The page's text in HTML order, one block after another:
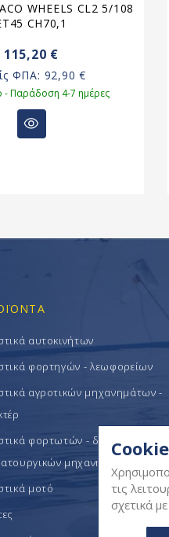
WHEELS CL2 5/108
CH70,1
115,20 €
ΦΠΑ: 92,90 €
- Παράδοση 4-7 ημέρες
αυτοκινήτων
φορτηγών - λεωφορείων
αγροτικών μηχανημάτων -
φορτωτών - δομικών -
μηχανημάτων
μοτό
τις
σχετικά